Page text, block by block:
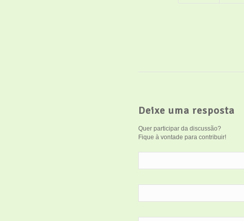
Deixe uma resposta
Quer participar da discussão?
Fique à vontade para contribuir!